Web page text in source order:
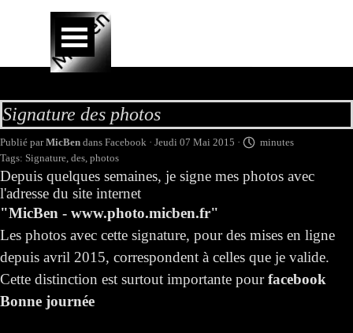
Sauter le menu
Signature des photos
Publié parMicBen dans Facebook · Jeudi 07 Mai 2015 ·
minutes
Tags: Signature, des, photos
Depuis quelques semaines, je signe mes photos avec
l'adresse du site internet
"MicBen - www.photo.micben.fr"
Les photos avec cette signature, pour des mises en ligne
depuis avril 2015, correspondent à celles que je valide.
Cette distinction est surtout importante pourfacebook
Bonne journée